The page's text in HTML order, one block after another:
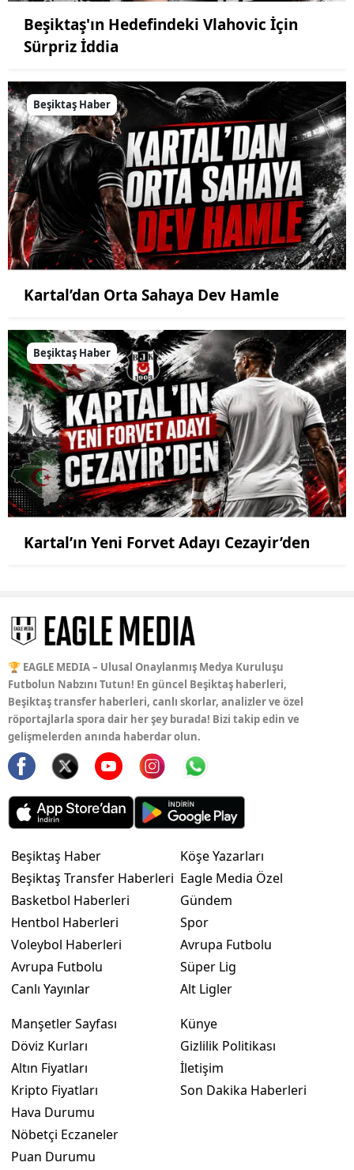
Beşiktaş'ın Hedefindeki Vlahovic İçin
Sürpriz İddia
Beşiktaş Haber
Kartal’dan Orta Sahaya Dev Hamle
Beşiktaş Haber
Kartal’ın Yeni Forvet Adayı Cezayir’den
🏆 EAGLE MEDIA – Ulusal Onaylanmış Medya Kuruluşu
Futbolun Nabzını Tutun! En güncel Beşiktaş haberleri,
Beşiktaş transfer haberleri, canlı skorlar, analizler ve özel
röportajlarla spora dair her şey burada! Bizi takip edin ve
gelişmelerden anında haberdar olun.
Beşiktaş Haber
Beşiktaş Transfer Haberleri
Basketbol Haberleri
Hentbol Haberleri
Voleybol Haberleri
Avrupa Futbolu
Canlı Yayınlar
Köşe Yazarları
Eagle Media Özel
Gündem
Spor
Avrupa Futbolu
Süper Lig
Alt Ligler
Manşetler Sayfası
Döviz Kurları
Altın Fiyatları
Kripto Fiyatları
Hava Durumu
Nöbetçi Eczaneler
Puan Durumu
Künye
Gizlilik Politikası
İletişim
Son Dakika Haberleri